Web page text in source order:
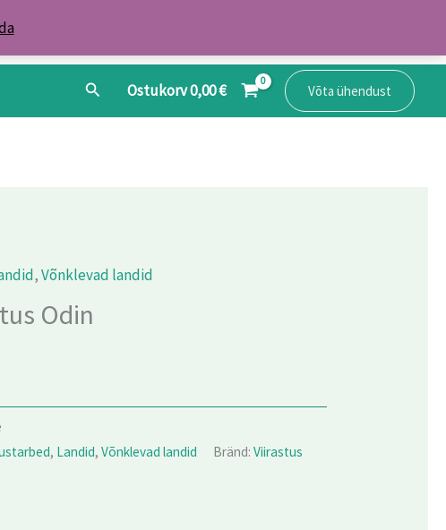
SearchOstukorv0,00€ Võta ühendust
,Võnklevad landid
Odin
, Landid,Võnklevad landid Bränd:Viirastus